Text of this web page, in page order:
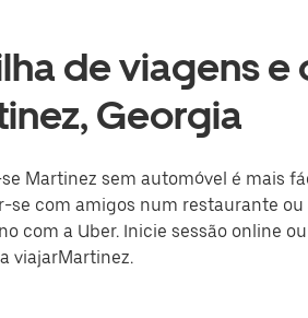
de viagens
Georgia
Martinez sem automóvel é mais
se com amigos num restaurante
com a Uber. Inicie sessão online
viajarMartinez.